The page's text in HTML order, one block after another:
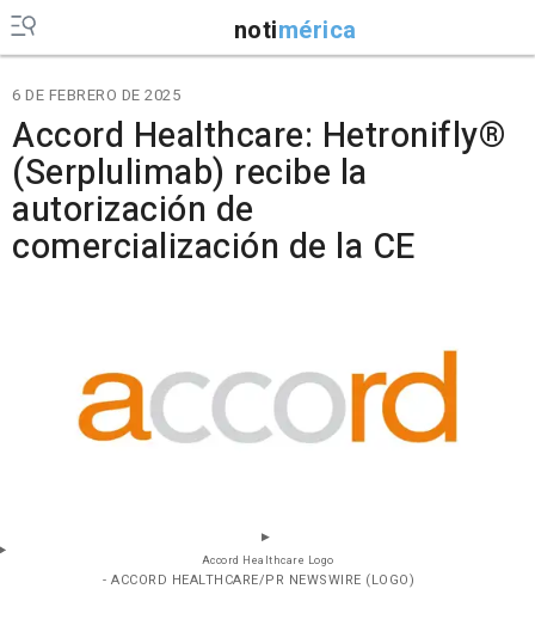
notimérica
6 DE FEBRERO DE 2025
Accord Healthcare: Hetronifly®
(Serplulimab) recibe la
autorización de
comercialización de la CE
Accord Healthcare Logo
- ACCORD HEALTHCARE/PR NEWSWIRE (LOGO)